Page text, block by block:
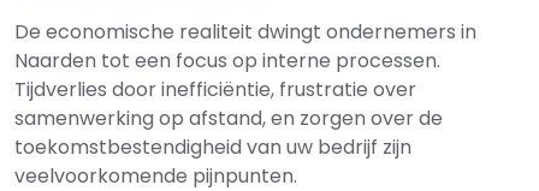
De economische realiteit dwingt ondernemers in
Naarden tot een focus op interne processen.
Tijdverlies door inefficiëntie, frustratie over
samenwerking op afstand, en zorgen over de
toekomstbestendigheid van uw bedrijf zijn
veelvoorkomende pijnpunten.